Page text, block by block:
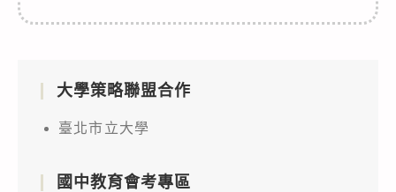
大學策略聯盟合作
臺北市立大學
國中教育會考專區